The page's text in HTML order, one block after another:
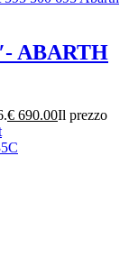
ABARTH
€ 690.00Il prezzo